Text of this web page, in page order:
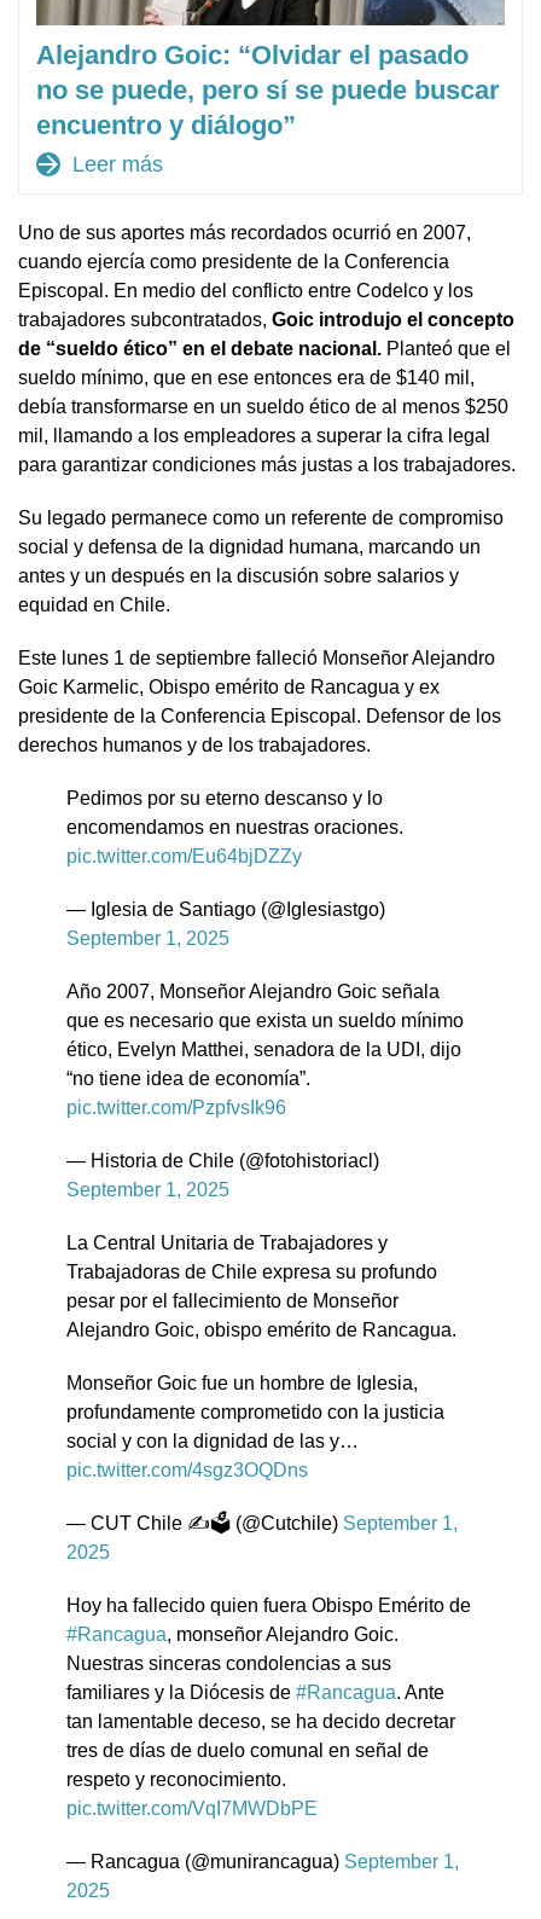
Alejandro Goic: “Olvidar el pasado
no se puede, pero sí se puede buscar
encuentro y diálogo”
arrow_forward Leer más
Uno de sus aportes más recordados ocurrió en 2007,
cuando ejercía como presidente de la Conferencia
Episcopal. En medio del conflicto entre Codelco y los
trabajadores subcontratados, Goic introdujo el concepto
de “sueldo ético” en el debate nacional. Planteó que el
sueldo mínimo, que en ese entonces era de $140 mil,
debía transformarse en un sueldo ético de al menos $250
mil, llamando a los empleadores a superar la cifra legal
para garantizar condiciones más justas a los trabajadores.
Su legado permanece como un referente de compromiso
social y defensa de la dignidad humana, marcando un
antes y un después en la discusión sobre salarios y
equidad en Chile.
Este lunes 1 de septiembre falleció Monseñor Alejandro
Goic Karmelic, Obispo emérito de Rancagua y ex
presidente de la Conferencia Episcopal. Defensor de los
derechos humanos y de los trabajadores.
Pedimos por su eterno descanso y lo
encomendamos en nuestras oraciones.
pic.twitter.com/Eu64bjDZZy
— Iglesia de Santiago (@Iglesiastgo)
September 1, 2025
Año 2007, Monseñor Alejandro Goic señala
que es necesario que exista un sueldo mínimo
ético, Evelyn Matthei, senadora de la UDI, dijo
“no tiene idea de economía”.
pic.twitter.com/PzpfvsIk96
— Historia de Chile (@fotohistoriacl)
September 1, 2025
La Central Unitaria de Trabajadores y
Trabajadoras de Chile expresa su profundo
pesar por el fallecimiento de Monseñor
Alejandro Goic, obispo emérito de Rancagua.
Monseñor Goic fue un hombre de Iglesia,
profundamente comprometido con la justicia
social y con la dignidad de las y…
pic.twitter.com/4sgz3OQDns
— CUT Chile ✍️🗳 (@Cutchile) September 1,
2025
Hoy ha fallecido quien fuera Obispo Emérito de
#Rancagua, monseñor Alejandro Goic.
Nuestras sinceras condolencias a sus
familiares y la Diócesis de #Rancagua. Ante
tan lamentable deceso, se ha decido decretar
tres de días de duelo comunal en señal de
respeto y reconocimiento.
pic.twitter.com/VqI7MWDbPE
— Rancagua (@munirancagua) September 1,
2025